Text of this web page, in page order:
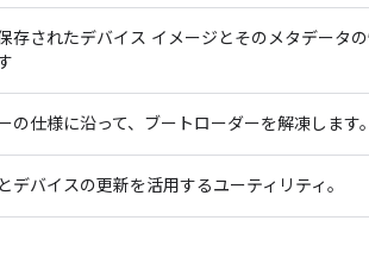
存されたデバイス イメージとそのメタデータ
の仕様に沿って、ブートローダーを解凍します。
デバイスの更新を活用するユーティリティ。